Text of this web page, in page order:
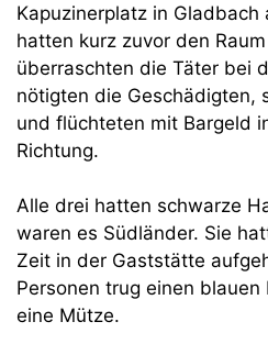
Kapuzinerplatz in Gladbach
hatten kurz zuvor den
überraschten die Täter bei
nötigten die Geschädigten,
und flüchteten mit Bargeld
Richtung.
Alle drei hatten schwarze
waren es Südländer. Sie
Zeit in der Gaststätte
Personen trug einen blauen
eine Mütze.